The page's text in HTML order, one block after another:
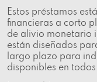
Estos préstamos
financieras a corto
de alivio monetario
están diseñados
largo plazo para
disponibles en